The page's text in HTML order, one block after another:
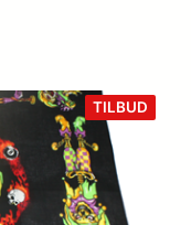
TILBUD
PÅ